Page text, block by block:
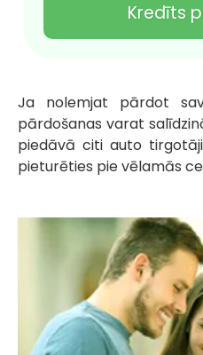
Kredīts
Ja nolemjat pārdot
pārdošanas varat
piedāvā citi auto
pieturēties pie vēlamās